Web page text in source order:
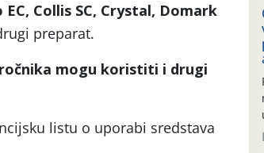
EC, Collis SC, Crystal, Domark
preparat.
mogu koristiti i drugi
listu o uporabi sredstava